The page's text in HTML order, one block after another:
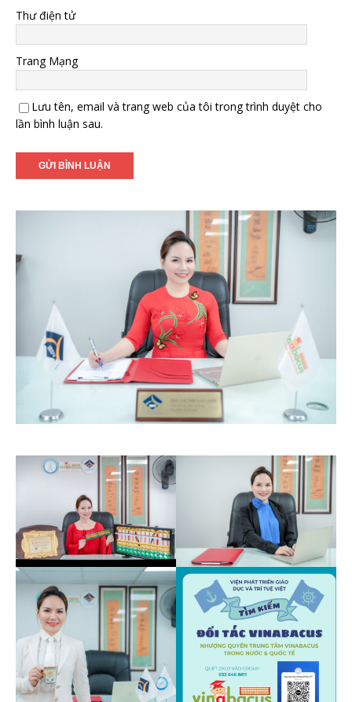
Thư điện tử
Trang Mạng
Lưu tên, email và trang web của tôi trong trình duyệt cho
lần bình luận sau.